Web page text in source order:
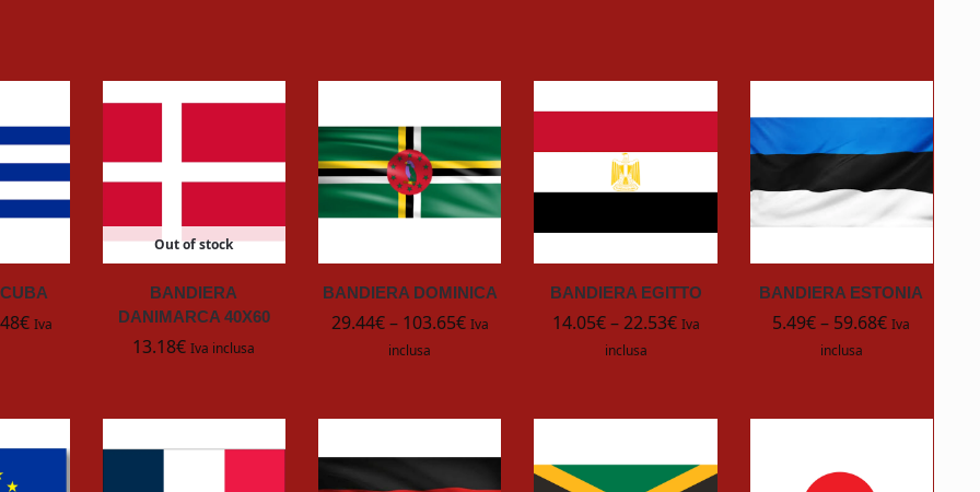
€ Iva
Out of stock
BANDIERA
DANIMARCA 40X60
13.18€ Iva inclusa
BANDIERA DOMINICA
29.44€– 103.65€ Iva
inclusa
BANDIERA EGITTO
14.05€–22.53€ Iva
inclusa
BANDIERA ESTONIA
5.49€– 59.68€ Iva
inclusa